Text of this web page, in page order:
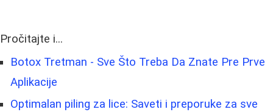
Pročitajte i...
Botox Tretman - Sve Što Treba Da Znate Pre Prve
Aplikacije
Optimalan piling za lice: Saveti i preporuke za sve